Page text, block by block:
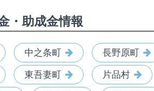
・助成金情報
中之条町 長野原町
東吾妻町 片品村